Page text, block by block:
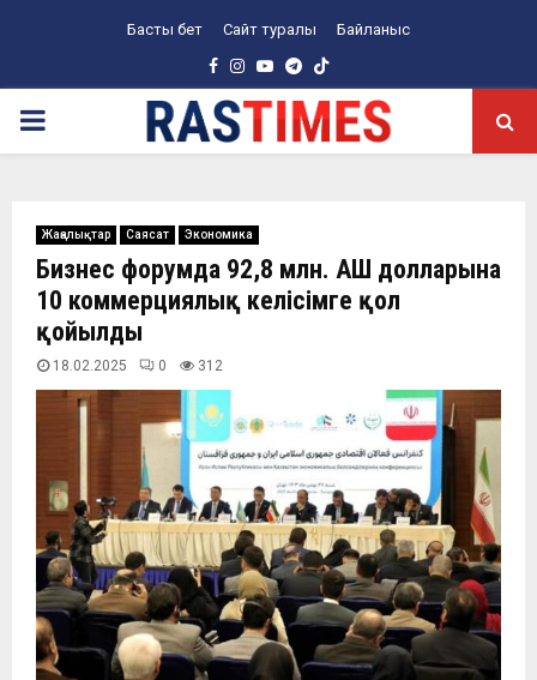
Басты бет Сайт туралы Байланыс
Facebook
Instagram
YoutubeTelegram
PRIMARY
Жаңалықтар Саясат Экономика
Бизнес форумда 92,8 млн. АҚШ долларына
10 коммерциялық келісімге қол
қойылды
18.02.2025 0 312